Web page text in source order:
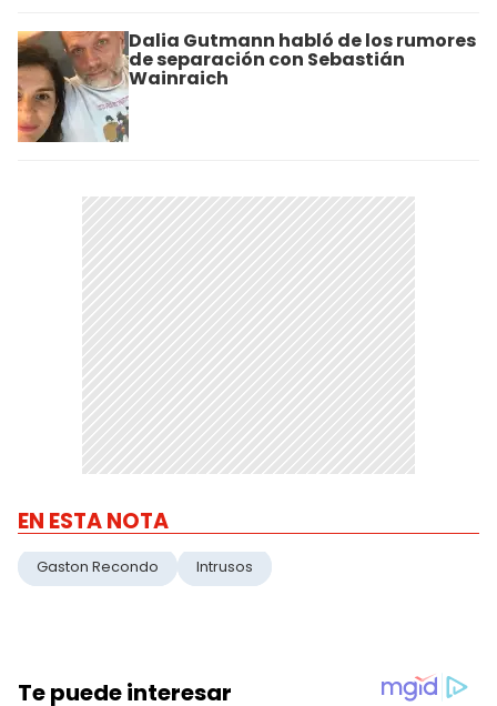
Dalia Gutmann habló de los rumores
de separación con Sebastián
Wainraich
EN ESTA NOTA
Gaston Recondo Intrusos